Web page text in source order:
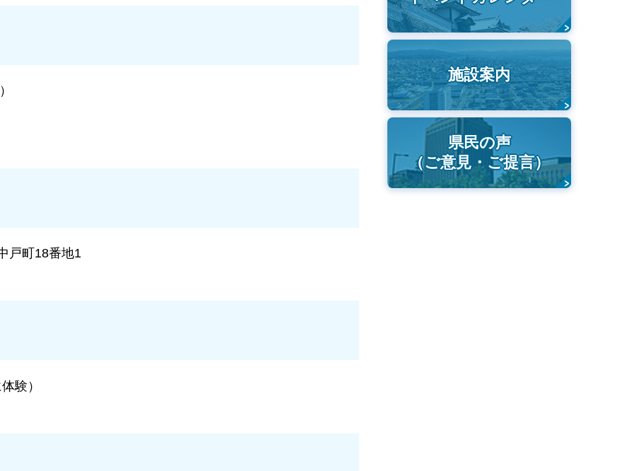
戸町18番地1
験）
施設案内
県民の声
（ご意見・ご提言）